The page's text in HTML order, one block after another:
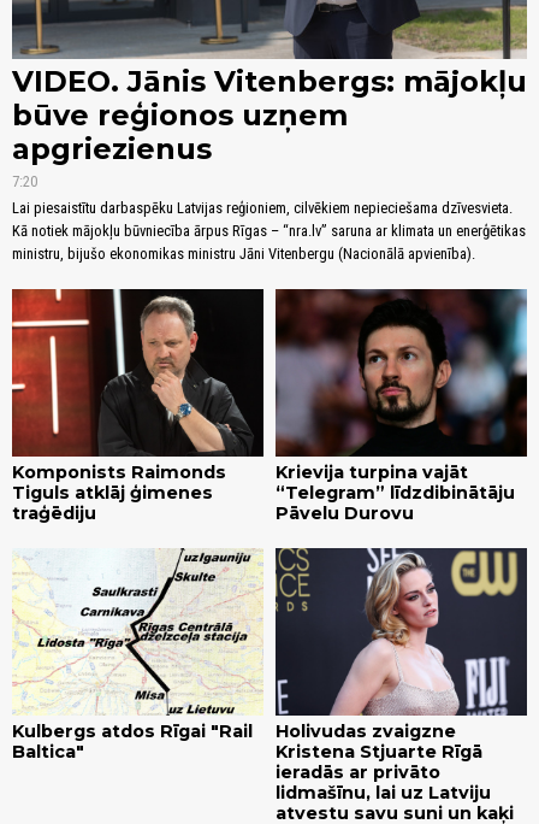
VIDEO. Jānis Vitenbergs: mājokļu
būve reģionos uzņem
apgriezienus
7:20
Lai piesaistītu darbaspēku Latvijas reģioniem, cilvēkiem nepieciešama dzīvesvieta.
Kā notiek mājokļu būvniecība ārpus Rīgas – “nra.lv” saruna ar klimata un enerģētikas
ministru, bijušo ekonomikas ministru Jāni Vitenbergu (Nacionālā apvienība).
Komponists Raimonds
Tiguls atklāj ģimenes
traģēdiju
Krievija turpina vajāt
“Telegram” līdzdibinātāju
Pāvelu Durovu
Kulbergs atdos Rīgai "Rail
Baltica"
Holivudas zvaigzne
Kristena Stjuarte Rīgā
ieradās ar privāto
lidmašīnu, lai uz Latviju
atvestu savu suni un kaķi